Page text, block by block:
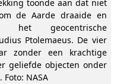
toonde aan dat niet
de Aarde draaide en
het geocentrische
Ptolemaeus. De vier
zonder een krachtige
geliefde objecten onder
NASA